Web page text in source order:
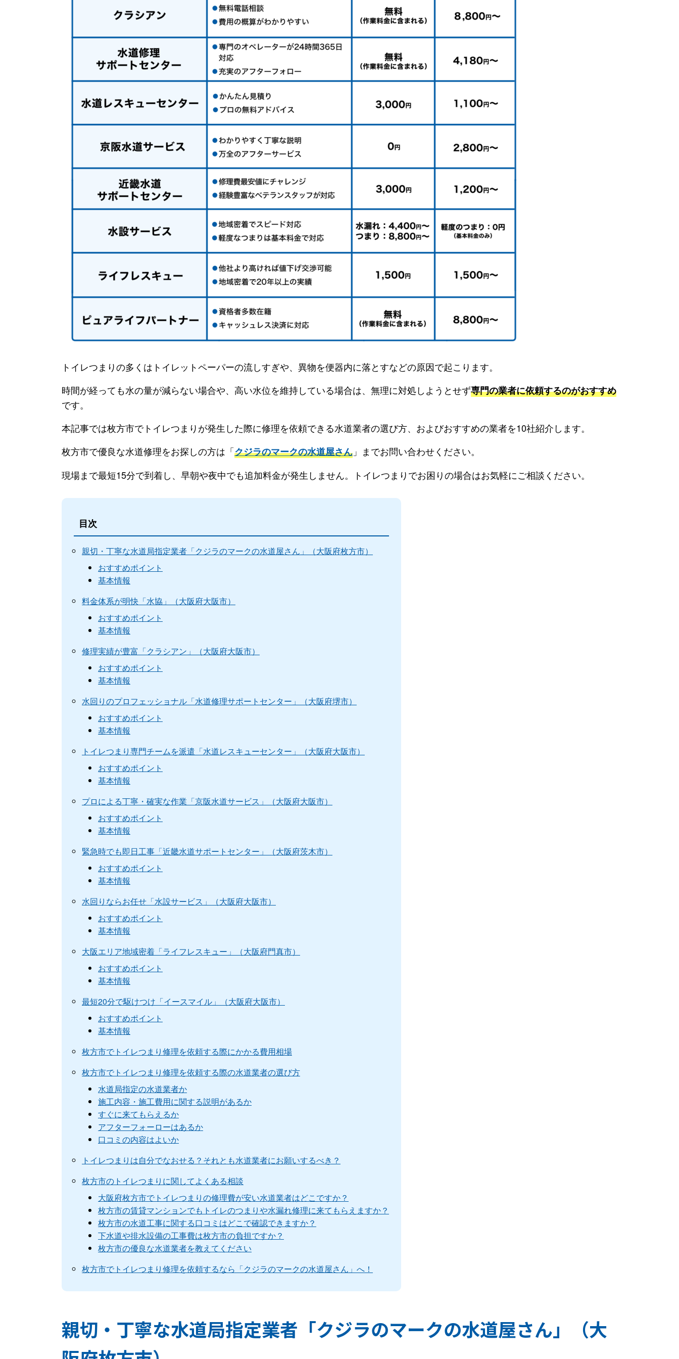
トイレつまりの多くはトイレットペーパーの流しすぎや、異物を便器内に落とすなどの原因で起こります。
時間が経っても水の量が減らない場合や、高い水位を維持している場合は、無理に対処しようとせず専門の業者に依頼するのがおすすめ
です。
本記事では枚方市でトイレつまりが発生した際に修理を依頼できる水道業者の選び方、およびおすすめの業者を10社紹介します。
枚方市で優良な水道修理をお探しの方は「クジラのマークの水道屋さん 」までお問い合わせください。
現場まで最短15分で到着し、早朝や夜中でも追加料金が発生しません。トイレつまりでお困りの場合はお気軽にご相談ください。
目次
親切・丁寧な水道局指定業者「クジラのマークの水道屋さん」（大阪府枚方市）
おすすめポイント
基本情報
料金体系が明快「水協」（大阪府大阪市）
おすすめポイント
基本情報
修理実績が豊富「クラシアン」（大阪府大阪市）
おすすめポイント
基本情報
水回りのプロフェッショナル「水道修理サポートセンター」（大阪府堺市）
おすすめポイント
基本情報
トイレつまり専門チームを派遣「水道レスキューセンター」（大阪府大阪市）
おすすめポイント
基本情報
プロによる丁寧・確実な作業「京阪水道サービス」（大阪府大阪市）
おすすめポイント
基本情報
緊急時でも即日工事「近畿水道サポートセンター」（大阪府茨木市）
おすすめポイント
基本情報
水回りならお任せ「水設サービス」（大阪府大阪市）
おすすめポイント
基本情報
大阪エリア地域密着「ライフレスキュー」（大阪府門真市）
おすすめポイント
基本情報
最短20分で駆けつけ「イースマイル」（大阪府大阪市）
おすすめポイント
基本情報
枚方市でトイレつまり修理を依頼する際にかかる費用相場
枚方市でトイレつまり修理を依頼する際の水道業者の選び方
水道局指定の水道業者か
施工内容・施工費用に関する説明があるか
すぐに来てもらえるか
アフターフォーローはあるか
口コミの内容はよいか
トイレつまりは自分でなおせる？それとも水道業者にお願いするべき？
枚方市のトイレつまりに関してよくある相談
大阪府枚方市でトイレつまりの修理費が安い水道業者はどこですか？
枚方市の賃貸マンションでもトイレのつまりや水漏れ修理に来てもらえますか？
枚方市の水道工事に関する口コミはどこで確認できますか？
下水道や排水設備の工事費は枚方市の負担ですか？
枚方市の優良な水道業者を教えてください
枚方市でトイレつまり修理を依頼するなら「クジラのマークの水道屋さん」へ！
親切・丁寧な水道局指定業者「クジラのマークの水道屋さん」（大